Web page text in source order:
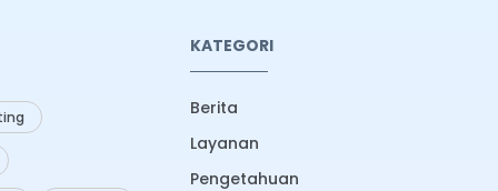
KATEGORI
Berita
Layanan
Pengetahuan